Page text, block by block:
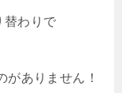
替わりで
がありません！